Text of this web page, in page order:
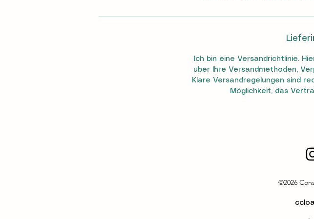
Ich bin eine Versandrichtlinie.
über Ihre Versandmethoden,
Klare Versandregelungen sind
Möglichkeit, das
©2026